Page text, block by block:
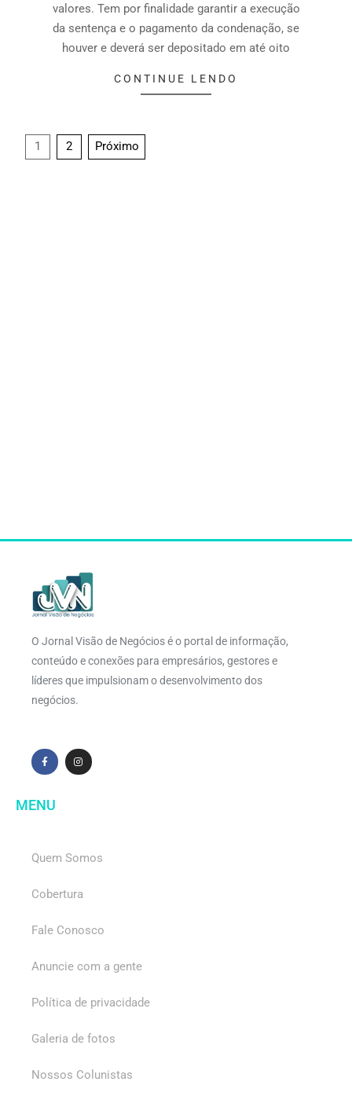
valores. Tem por finalidade garantir a execução
da sentença e o pagamento da condenação, se
houver e deverá ser depositado em até oito
CONTINUE LENDO
1 2 Próximo
O Jornal Visão de Negócios é o portal de informação,
conteúdo e conexões para empresários, gestores e
líderes que impulsionam o desenvolvimento dos
negócios.
MENU
Quem Somos
Cobertura
Fale Conosco
Anuncie com a gente
Política de privacidade
Galeria de fotos
Nossos Colunistas